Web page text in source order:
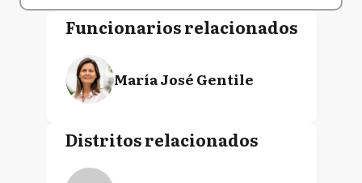
Funcionarios relacionados
María José Gentile
Distritos relacionados